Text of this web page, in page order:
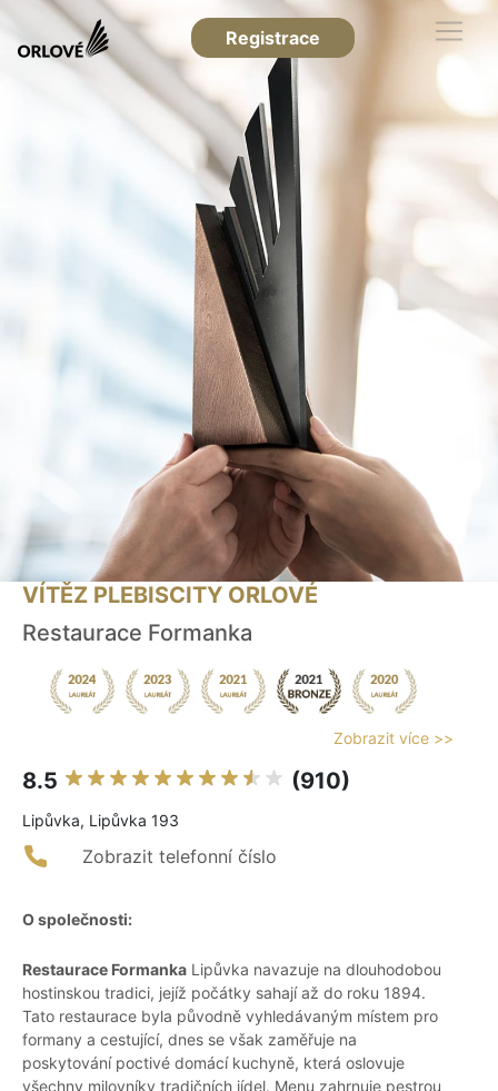
Registrace
VÍTĚZ PLEBISCITY ORLOVÉ
Restaurace Formanka
Zobrazit více >>
8.5 (910)
Lipůvka, Lipůvka 193
Zobrazit telefonní číslo
O společnosti:
Restaurace Formanka Lipůvka navazuje na dlouhodobou
hostinskou tradici, jejíž počátky sahají až do roku 1894.
Tato restaurace byla původně vyhledávaným místem pro
formany a cestující, dnes se však zaměřuje na
poskytování poctivé domácí kuchyně, která oslovuje
všechny milovníky tradičních jídel. Menu zahrnuje pestrou